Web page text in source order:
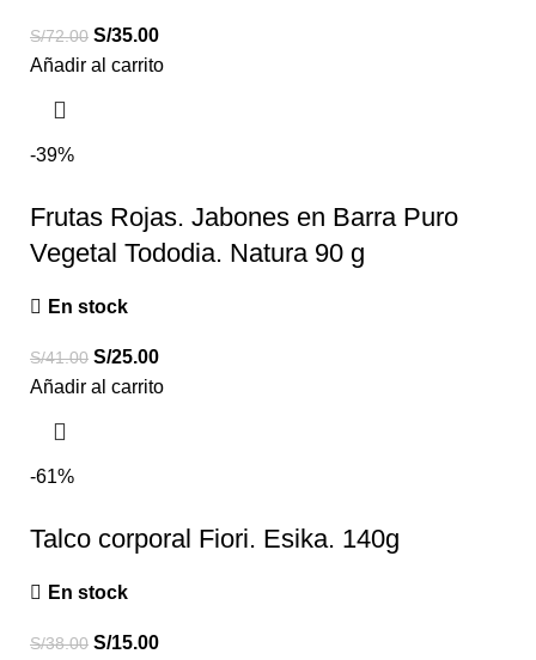
S/72.00 S/35.00
Añadir al carrito
-39%
Frutas Rojas. Jabones en Barra Puro
Vegetal Tododia. Natura 90 g
En stock
S/41.00 S/25.00
Añadir al carrito
-61%
Talco corporal Fiori. Esika. 140g
En stock
S/38.00 S/15.00